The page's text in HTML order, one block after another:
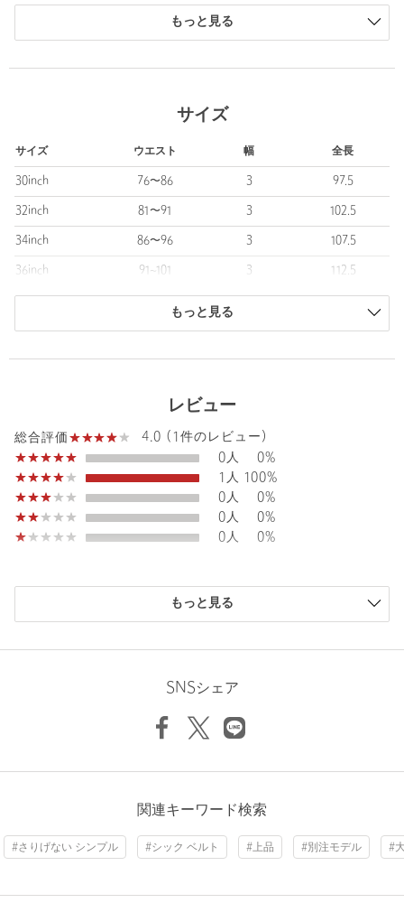
締めます。
シンプルな装いにも奥行きを与える、大人のための一本です。
＜SIMONNOT GODARD(シモノゴダール)＞
北フランスでホームファブリックなどの生地メーカーだったゴダ
が、縁あって1850年から一つのファミリービジネスとなりまし
た。
設立以来、繊細で美しい高品質な製品作りには定評があり、現在
はドレス関連小物まで幅広く展開しています。
【注意事項】
※商品に「取り扱い上の注意書き」、「洗濯表示」がございます
場合は、使用前に必ずご確認ください。
※商品の色味の目安は、商品単体の画像をご参照ください。
店舗へお問い合わせの際は、全国のUNITED ARROWS各店舗ま
で下記の品名/品番をお申し付けください。
品名：S/GODARD SP CR/STMP BELT 品番：13413000011
商品詳細
対象商品 返品等について
30inch 32inch 34inch 36inch
もっと見る
サイズ
サイズ ウエスト 幅 全長
30inch 76〜86 3 97.5
32inch 81〜91 3 102.5
34inch 86〜96 3 107.5
36inch 91~101 3 112.5
商品は、独自の採寸方法により採寸されています。
もっと見る
レビュー
総合評価
4.0 (1件のレビュー)
0人
0%
1人 100%
0人
0%
0人
0%
0人
0%
ニックネーム： 蓑竹
チーフなどで有名なシモノゴダールですが、レザーベルトは初
年代：50代前半
もっと見る
SNSシェア
関連キーワード検索
#さりげない シンプル #シック ベルト #上品 #別注モデル #